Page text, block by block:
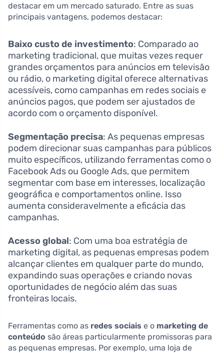
destacar em um mercado saturado. Entre as suas
principais vantagens, podemos destacar:
Baixo custo de investimento: Comparado ao
marketing tradicional, que muitas vezes requer
grandes orçamentos para anúncios em televisão
ou rádio, o marketing digital oferece alternativas
acessíveis, como campanhas em redes sociais e
anúncios pagos, que podem ser ajustados de
acordo com o orçamento disponível.
Segmentação precisa: As pequenas empresas
podem direcionar suas campanhas para públicos
muito específicos, utilizando ferramentas como o
Facebook Ads ou Google Ads, que permitem
segmentar com base em interesses, localização
geográfica e comportamentos online. Isso
aumenta consideravelmente a eficácia das
campanhas.
Acesso global: Com uma boa estratégia de
marketing digital, as pequenas empresas podem
alcançar clientes em qualquer parte do mundo,
expandindo suas operações e criando novas
oportunidades de negócio além das suas
fronteiras locais.
Ferramentas como as redes sociais e o marketing de
conteúdo são áreas particularmente promissoras para
as pequenas empresas. Por exemplo, uma loja de